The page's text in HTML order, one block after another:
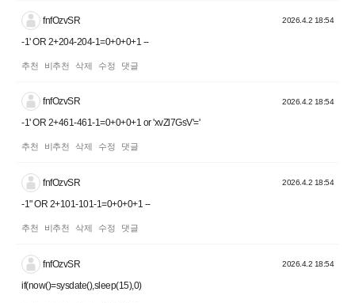
fnfOzvSR 2026.4.2 18:54
-1' OR 2+204-204-1=0+0+0+1 --
추천 비추천 삭제 수정 댓글
fnfOzvSR 2026.4.2 18:54
-1' OR 2+461-461-1=0+0+0+1 or 'xvZl7GsV'='
추천 비추천 삭제 수정 댓글
fnfOzvSR 2026.4.2 18:54
-1" OR 2+101-101-1=0+0+0+1 --
추천 비추천 삭제 수정 댓글
fnfOzvSR 2026.4.2 18:54
if(now()=sysdate(),sleep(15),0)